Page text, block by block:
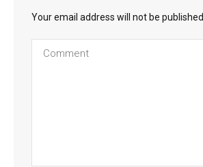
Your email address will not be published.